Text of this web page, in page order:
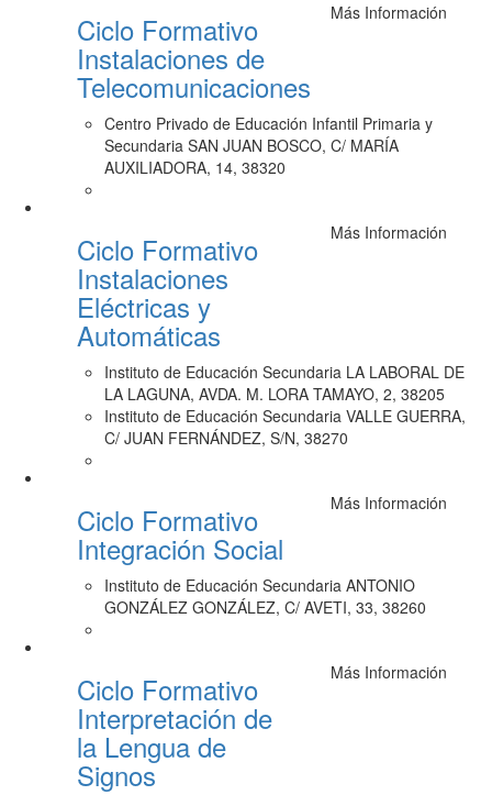
Ciclo Formativo
Instalaciones de
Telecomunicaciones
Más Información
Centro Privado de Educación Infantil Primaria y
Secundaria SAN JUAN BOSCO, C/ MARÍA
AUXILIADORA, 14, 38320
Ciclo Formativo
Instalaciones
Eléctricas y
Automáticas
Más Información
Instituto de Educación Secundaria LA LABORAL DE
LA LAGUNA, AVDA. M. LORA TAMAYO, 2, 38205
Instituto de Educación Secundaria VALLE GUERRA,
C/ JUAN FERNÁNDEZ, S/N, 38270
Ciclo Formativo
Integración Social
Más Información
Instituto de Educación Secundaria ANTONIO
GONZÁLEZ GONZÁLEZ, C/ AVETI, 33, 38260
Ciclo Formativo
Interpretación de
la Lengua de
Signos
Más Información